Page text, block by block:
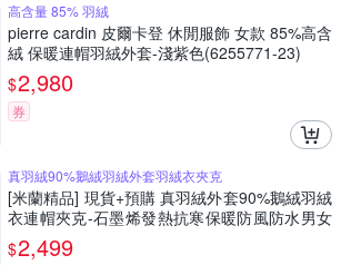
高含量 85% 羽絨
pierre cardin 皮爾卡登 休閒服飾 女款 85%高含
絨 保暖連帽羽絨外套-淺紫色(6255771-23)
$2,980
券
真羽絨90%鵝絨羽絨外套羽絨衣夾克
[米蘭精品] 現貨+預購 真羽絨外套90%鵝絨羽絨
衣連帽夾克-石墨烯發熱抗寒保暖防風防水男女
外套74ib3
$2,499